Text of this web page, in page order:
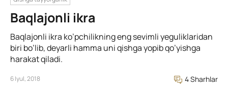
Baqlajonli ikra
Baqlajonli ikra ko’pchilikning eng sevimli yeguliklaridan
biri bo’lib, deyarli hamma uni qishga yopib qo’yishga
harakat qiladi.
6 Iyul, 2018 4 Sharhlar